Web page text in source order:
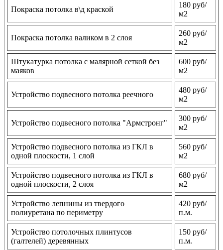
Покраска потолка в\д краской
180 руб/
м2
Покраска потолка валиком в 2 слоя
260 руб/
м2
Штукатурка потолка с малярной сеткой без
маяков
600 руб/
м2
Устройство подвесного потолка реечного
480 руб/
м2
Устройство подвесного потолка "Армстронг"
300 руб/
м2
Устройство подвесного потолка из ГКЛ в
одной плоскости, 1 слой
560 руб/
м2
Устройство подвесного потолка из ГКЛ в
одной плоскости, 2 слоя
680 руб/
м2
Устройство лепнины из твердого
полиуретана по периметру
420 руб/
п.м.
Устройство потолочных плинтусов
(галтелей) деревянных
150 руб/
п.м.